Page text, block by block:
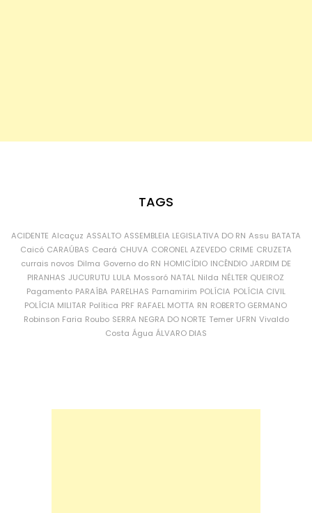
TAGS
ACIDENTE Alcaçuz ASSALTO ASSEMBLEIA LEGISLATIVA DO RN Assu BATATA
Caicó CARAÚBAS Ceará CHUVA CORONEL AZEVEDO CRIME CRUZETA
currais novos Dilma Governo do RN HOMICÍDIO INCÊNDIO JARDIM DE
PIRANHAS JUCURUTU LULA Mossoró NATAL Nilda NÉLTER QUEIROZ
Pagamento PARAÍBA PARELHAS Parnamirim POLÍCIA POLÍCIA CIVIL
POLÍCIA MILITAR Política PRF RAFAEL MOTTA RN ROBERTO GERMANO
Robinson Faria Roubo SERRA NEGRA DO NORTE Temer UFRN Vivaldo
Costa Água ÁLVARO DIAS